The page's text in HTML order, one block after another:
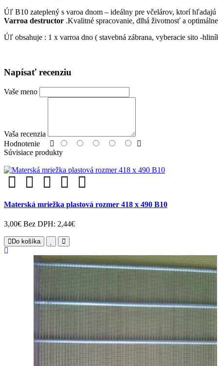
Úľ B10 zateplený s varoa dnom – ideálny pre včelárov, ktorí
Varroa destructor .Kvalitné spracovanie, dlhá životnosť a
Úľ obsahuje : 1 x varroa dno ( stavebná zábrana, vyberacie sito -
Napísať recenziu
Vaše meno
Vaša recenzia
Hodnotenie
Súvisiace produkty
Materská mriežka plastová rozmer 418 x 490 B10
3,00€ Bez DPH: 2,44€
Do košíka